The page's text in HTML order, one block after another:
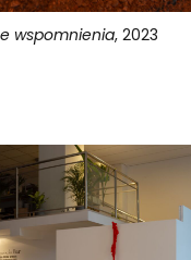
wspomnienia, 2023